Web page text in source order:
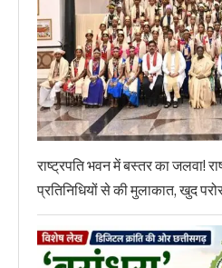
राष्ट्रपति भवन में बस्तर का जलवा!
प्रतिनिधियों से की मुलाकात, खुद